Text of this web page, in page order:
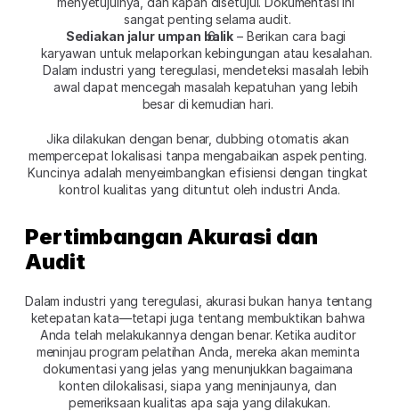
sangat penting selama audit.
Sediakan jalur umpan balik – Berikan cara bagi
karyawan untuk melaporkan kebingungan atau kesalahan.
Dalam industri yang teregulasi, mendeteksi masalah lebih
awal dapat mencegah masalah kepatuhan yang lebih
besar di kemudian hari.
Jika dilakukan dengan benar, dubbing otomatis akan
mempercepat lokalisasi tanpa mengabaikan aspek penting.
Kuncinya adalah menyeimbangkan efisiensi dengan tingkat
kontrol kualitas yang dituntut oleh industri Anda.
Pertimbangan Akurasi dan
Audit
Dalam industri yang teregulasi, akurasi bukan hanya tentang
ketepatan kata—tetapi juga tentang membuktikan bahwa
Anda telah melakukannya dengan benar. Ketika auditor
meninjau program pelatihan Anda, mereka akan meminta
dokumentasi yang jelas yang menunjukkan bagaimana
konten dilokalisasi, siapa yang meninjaunya, dan
pemeriksaan kualitas apa saja yang dilakukan.